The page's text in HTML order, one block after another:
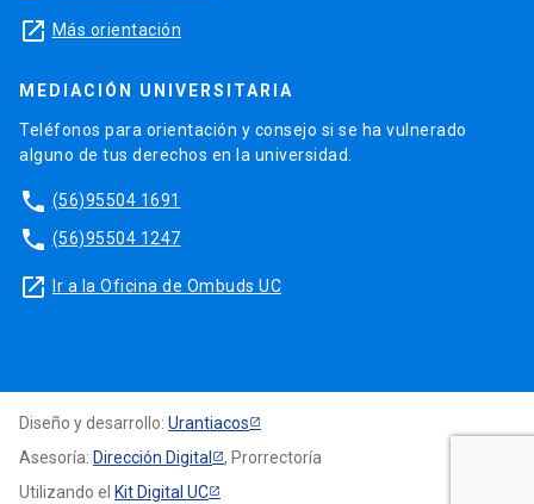
launch Más orientación
MEDIACIÓN UNIVERSITARIA
Teléfonos para orientación y consejo si se ha vulnerado
alguno de tus derechos en la universidad.
phone (56)95504 1691
phone (56)95504 1247
launch Ir a la Oficina de Ombuds UC
Diseño y desarrollo: Urantiacos
Asesoría: Dirección Digital
, Prorrectoría
Utilizando el Kit Digital UC